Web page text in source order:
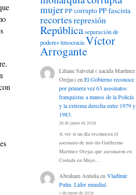
mujerPP corruptoPP fascista
recortesrepresión
Repúblicaseparación de
poderestimocraciaVíctor
Arrogante
Liliane Salvetat ( nacida Martínez
Orejas)en El Gobierno reconoce
por primera vez 63 asesinatos
franquistas a manos de la Policía
y la extrema derecha entre 1979 y
1983.
26 de junio de 2026
A ver si un día reconocen el
asesinato de mio tío Guillermo
Martínez Orejas que asesinaron en
Coslada en Mayo…
Abraham AntuñaenVladímir
Putin. Líder mundial.
1 de enero de 2026